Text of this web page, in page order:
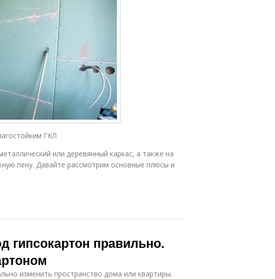
ГКЛ
или деревянный каркас, а также на
пену. Давайте рассмотрим основные плюсы и
гипсокартон правильно.
изменить пространство дома или квартиры.